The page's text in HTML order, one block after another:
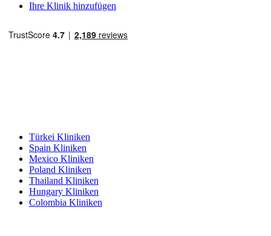
Ihre Klinik hinzufügen
Türkei Kliniken
Spain Kliniken
Mexico Kliniken
Poland Kliniken
Thailand Kliniken
Hungary Kliniken
Colombia Kliniken